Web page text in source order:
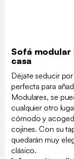
Sofá modular
casa
Déjate seducir
perfecta para
Modulares, se
cualquier otro
cómodo y
cojines. Con su
quedarán muy
clásico.